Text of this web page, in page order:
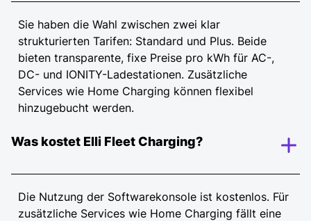
Sie haben die Wahl zwischen zwei klar
strukturierten Tarifen: Standard und Plus. Beide
bieten transparente, fixe Preise pro kWh für AC-,
DC- und IONITY-Ladestationen. Zusätzliche
Services wie Home Charging können flexibel
hinzugebucht werden.
Was kostet Elli Fleet Charging?
Die Nutzung der Softwarekonsole ist kostenlos. Für
zusätzliche Services wie Home Charging fällt eine